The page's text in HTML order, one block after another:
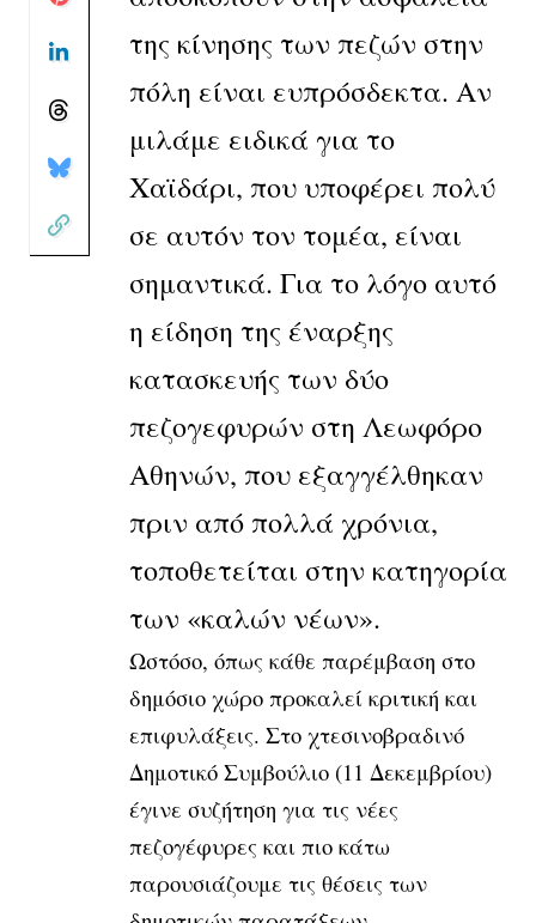
της κίνησης των πεζών στην
πόλη είναι ευπρόσδεκτα. Αν
μιλάμε ειδικά για το
Χαϊδάρι, που υποφέρει πολύ
σε αυτόν τον τομέα, είναι
σημαντικά. Για το λόγο αυτό
η είδηση της έναρξης
κατασκευής των δύο
πεζογεφυρών στη Λεωφόρο
Αθηνών, που εξαγγέλθηκαν
πριν από πολλά χρόνια,
τοποθετείται στην κατηγορία
των «καλών νέων».
Ωστόσο, όπως κάθε παρέμβαση στο
δημόσιο χώρο προκαλεί κριτική και
επιφυλάξεις. Στο χτεσινοβραδινό
Δημοτικό Συμβούλιο (11 Δεκεμβρίου)
έγινε συζήτηση για τις νέες
πεζογέφυρες και πιο κάτω
παρουσιάζουμε τις θέσεις των